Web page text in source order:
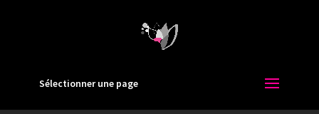
Sélectionner une page